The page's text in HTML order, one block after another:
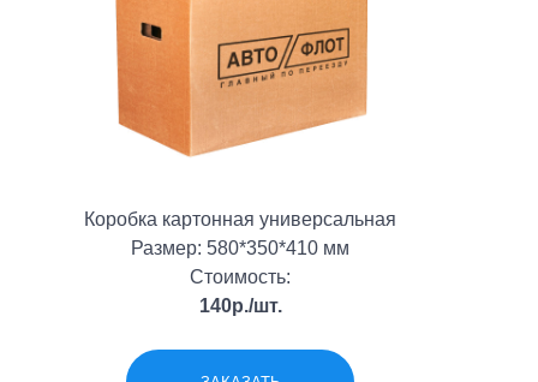
Коробка картонная универсальная
Размер: 580*350*410 мм
Стоимость:
140р./шт.